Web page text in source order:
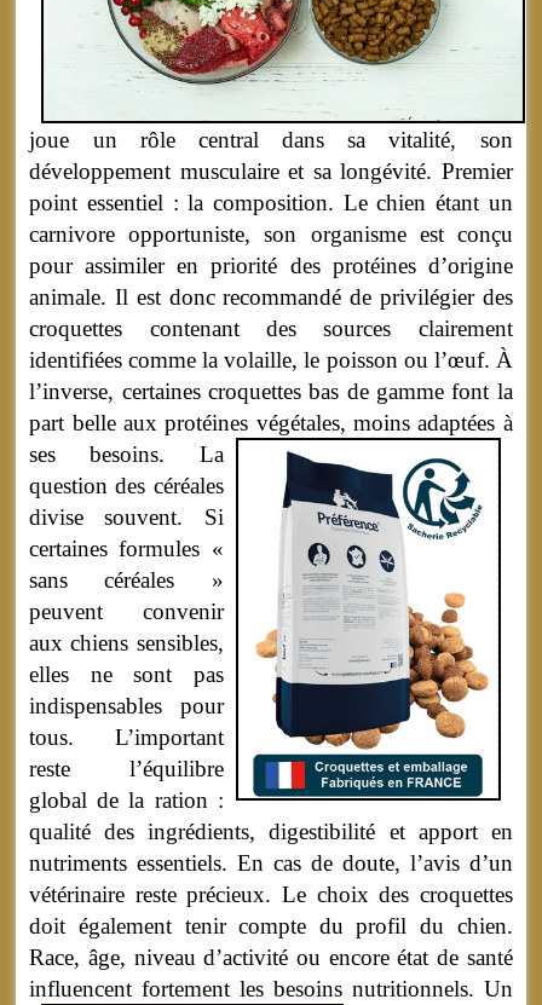
joue un rôle central dans sa vitalité, son
développement musculaire et sa longévité. Premier
point essentiel : la composition. Le chien étant un
carnivore opportuniste, son organisme est conçu
pour assimiler en priorité des protéines d’origine
animale. Il est donc recommandé de privilégier des
croquettes contenant des sources clairement
identifiées comme la volaille, le poisson ou l’œuf. À
l’inverse, certaines croquettes bas de gamme font la
part belle aux protéines végétales, moins adaptées à
ses besoins. La
question des céréales
divise souvent. Si
certaines formules «
sans céréales »
peuvent convenir
aux chiens sensibles,
elles ne sont pas
indispensables pour
tous. L’important
reste l’équilibre
global de la ration :
qualité des ingrédients, digestibilité et apport en
nutriments essentiels. En cas de doute, l’avis d’un
vétérinaire reste précieux. Le choix des croquettes
doit également tenir compte du profil du chien.
Race, âge, niveau d’activité ou encore état de santé
influencent fortement les besoins nutritionnels. Un